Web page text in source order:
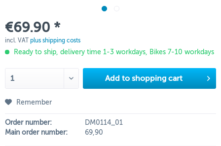
€69.90 *
incl. VAT plus shipping costs
Ready to ship, delivery time 1-3 workdays, Bikes 7-10 workdays
Add to shopping cart
Remember
Order number:
DM0114_01
Main order number:
69,90